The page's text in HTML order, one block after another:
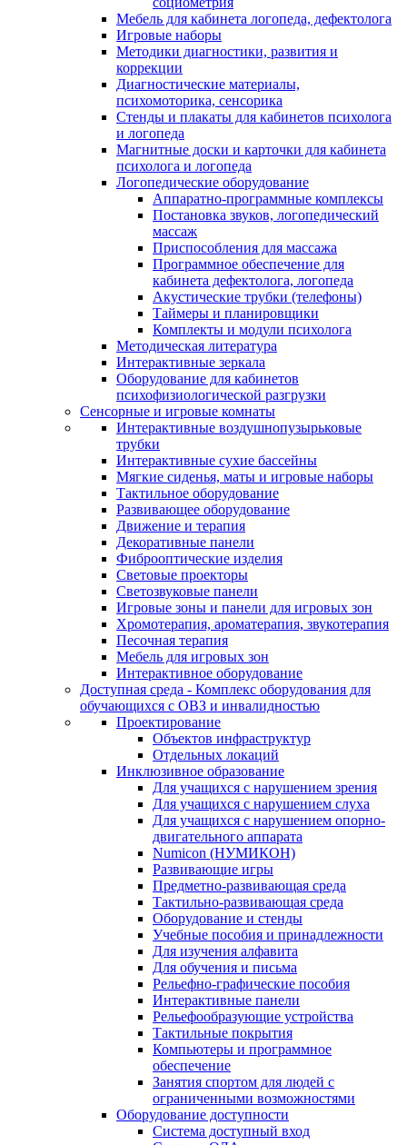
Мебель для кабинета логопеда, дефектолога
Игровые наборы
Методики диагностики, развития и
коррекции
Диагностические материалы,
психомоторика, сенсорика
Стенды и плакаты для кабинетов психолога
и логопеда
Магнитные доски и карточки для кабинета
психолога и логопеда
Логопедические оборудование
Аппаратно-программные комплексы
Постановка звуков, логопедический
массаж
Приспособления для массажа
Программное обеспечение для
кабинета дефектолога, логопеда
Акустические трубки (телефоны)
Таймеры и планировщики
Комплекты и модули психолога
Методическая литература
Интерактивные зеркала
Оборудование для кабинетов
психофизиологической разгрузки
Сенсорные и игровые комнаты
Интерактивные воздушнопузырьковые
трубки
Интерактивные сухие бассейны
Мягкие сиденья, маты и игровые наборы
Тактильное оборудование
Развивающее оборудование
Движение и терапия
Декоративные панели
Фиброоптические изделия
Световые проекторы
Светозвуковые панели
Игровые зоны и панели для игровых зон
Хромотерапия, ароматерапия, звукотерапия
Песочная терапия
Мебель для игровых зон
Интерактивное оборудование
Доступная среда - Комплекс оборудования для
обучающихся с ОВЗ и инвалидностью
Проектирование
Объектов инфраструктур
Отдельных локаций
Инклюзивное образование
Для учащихся с нарушением зрения
Для учащихся с нарушением слуха
Для учащихся с нарушением опорно-
двигательного аппарата
Numicon (НУМИКОН)
Развивающие игры
Предметно-развивающая среда
Тактильно-развивающая среда
Оборудование и стенды
Учебные пособия и принадлежности
Для изучения алфавита
Для обучения и письма
Рельефно-графические пособия
Интерактивные панели
Рельефообразующие устройства
Тактильные покрытия
Компьютеры и программное
обеспечение
Занятия спортом для людей с
ограниченными возможностями
Оборудование доступности
Система доступный вход